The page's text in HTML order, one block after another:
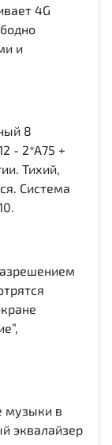
4G
и
8
- 2*A75 +
Тихий,
Система
музыки в
эквалайзер